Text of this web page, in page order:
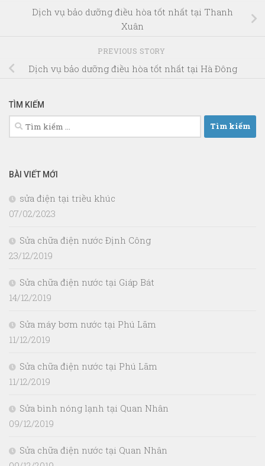
Dịch vụ bảo dưỡng điều hòa tốt nhất tại Thanh
Xuân
PREVIOUS STORY
Dịch vụ bảo dưỡng điều hòa tốt nhất tại Hà Đông
TÌM KIẾM
Tìm
kiếm
BÀI VIẾT MỚI
sửa điện tại triều khúc
07/02/2023
Sửa chữa điện nước Định Công
23/12/2019
Sửa chữa điện nước tại Giáp Bát
14/12/2019
Sửa máy bơm nước tại Phú Lãm
11/12/2019
Sửa chữa điện nước tại Phú Lãm
11/12/2019
Sửa bình nóng lạnh tại Quan Nhân
09/12/2019
Sửa chữa điện nước tại Quan Nhân